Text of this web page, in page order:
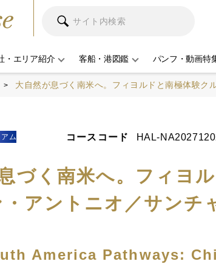
・エリア紹介 客船・港図鑑 パンフ・動画特
大自然が息づく南米へ。フィヨルドと南極体験ク
ム コースコード HAL-
づく南米へ。フィヨ
アントニオ／サンチ
America Pathways: